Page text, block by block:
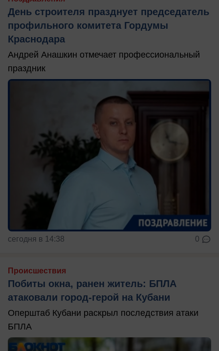
День строителя празднует председатель
профильного комитета Гордумы
Краснодара
Андрей Анашкин отмечает профессиональный
праздник
сегодня в 14:38 0
Происшествия
Побиты окна, ранен житель: БПЛА
атаковали город-герой на Кубани
Оперштаб Кубани раскрыл последствия атаки
БПЛА